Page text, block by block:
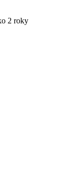
2 roky